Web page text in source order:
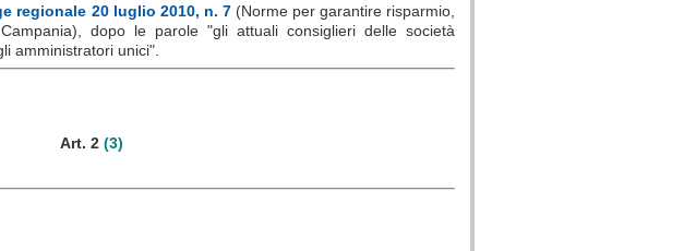
regionale 20 luglio 2010, n. 7(Norme per garantire risparmio,
dopo le parole "gli attuali consiglieri delle società
amministratori unici".
Art. 2 (3)